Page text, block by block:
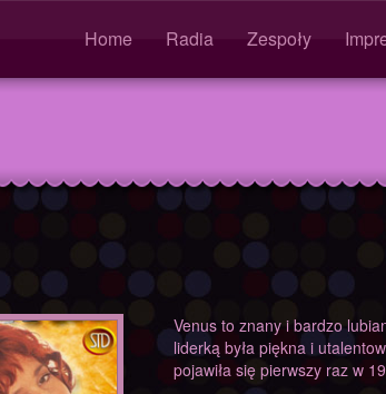
Home Radia Zespoły
Venus to znany i bardzo
liderką była piękna i
pojawiła się pierwszy raz w